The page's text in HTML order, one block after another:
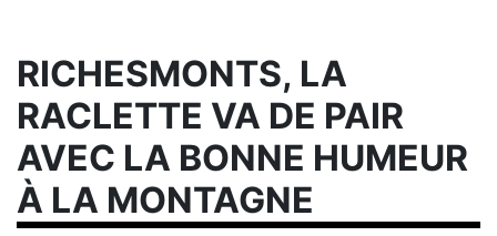
RICHESMONTS, LA
RACLETTE VA DE PAIR
AVEC LA BONNE HUMEUR
À LA MONTAGNE